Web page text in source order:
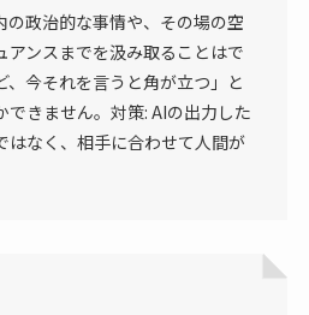
政治的な事情や、その場の空
アンスまでを汲み取ることはで
、今それを言うと角が立つ」と
できません。対策: AIの出力した
はなく、相手に合わせて人間が